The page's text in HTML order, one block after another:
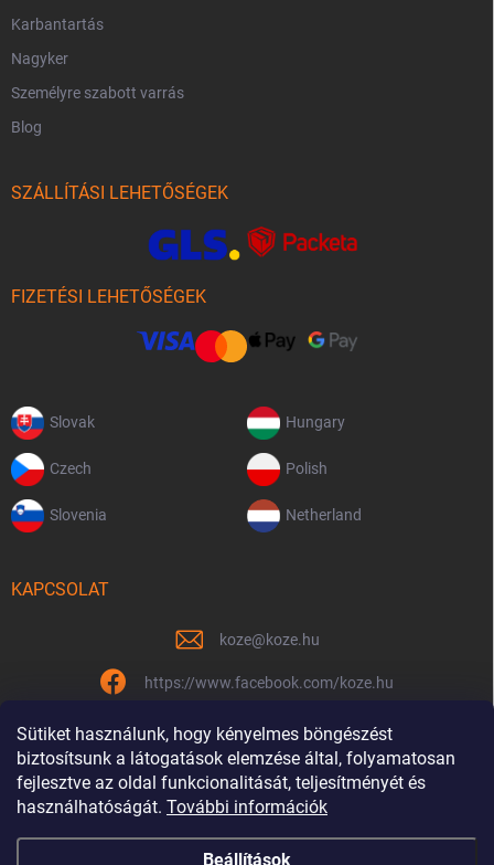
Sütiket használunk, hogy kényelmes böngészést
biztosítsunk a látogatások elemzése által, folyamatosan
fejlesztve az oldal funkcionalitását, teljesítményét és
használhatóságát. További információk
Beállítások
Karbantartás
Nagyker
Személyre szabott varrás
Blog
SZÁLLÍTÁSI LEHETŐSÉGEK
FIZETÉSI LEHETŐSÉGEK
Slovak Hungary
Czech Polish
Slovenia Netherland
KAPCSOLAT
koze@koze.hu
https://www.facebook.com/koze.hu
koze.hu